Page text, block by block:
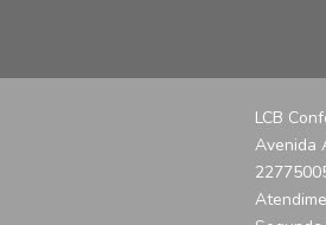
LCB
Avenida